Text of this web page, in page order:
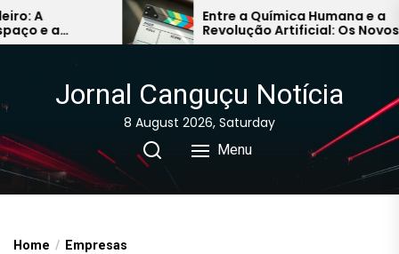
Skip
to
Entre a Química Humana e a
Revolução Artificial: Os Novos
Caminhos do Audiovisual
Jornal Canguçu Notícia
8 August 2026, Saturday
Menu
Home Empresas